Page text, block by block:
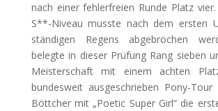
nach einer fehlerfreien Runde Platz
S**-Niveau musste nach dem ersten
ständigen Regens abgebrochen
belegte in dieser Prüfung Rang sieben
Meisterschaft mit einem achten
bundesweit ausgeschrieben Pony-
Böttcher mit „Poetic Super Girl“ die